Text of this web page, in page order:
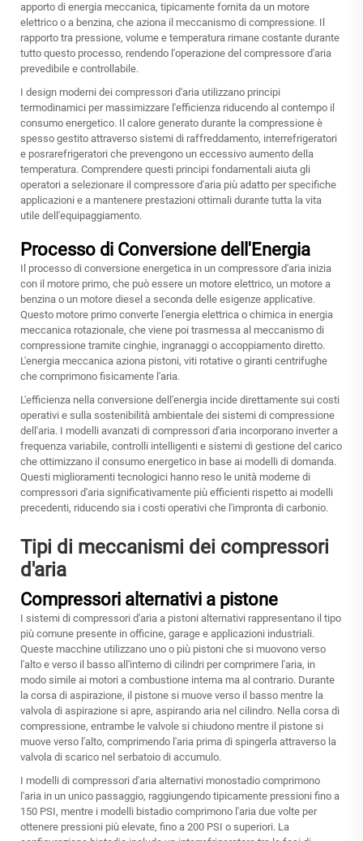
apporto di energia meccanica, tipicamente fornita da un motore
elettrico o a benzina, che aziona il meccanismo di compressione. Il
rapporto tra pressione, volume e temperatura rimane costante durante
tutto questo processo, rendendo l'operazione del compressore d'aria
prevedibile e controllabile.
I design moderni dei compressori d'aria utilizzano principi
termodinamici per massimizzare l'efficienza riducendo al contempo il
consumo energetico. Il calore generato durante la compressione è
spesso gestito attraverso sistemi di raffreddamento, interrefrigeratori
e posrarefrigeratori che prevengono un eccessivo aumento della
temperatura. Comprendere questi principi fondamentali aiuta gli
operatori a selezionare il compressore d'aria più adatto per specifiche
applicazioni e a mantenere prestazioni ottimali durante tutta la vita
utile dell'equipaggiamento.
Processo di Conversione dell'Energia
Il processo di conversione energetica in un compressore d'aria inizia
con il motore primo, che può essere un motore elettrico, un motore a
benzina o un motore diesel a seconda delle esigenze applicative.
Questo motore primo converte l'energia elettrica o chimica in energia
meccanica rotazionale, che viene poi trasmessa al meccanismo di
compressione tramite cinghie, ingranaggi o accoppiamento diretto.
L'energia meccanica aziona pistoni, viti rotative o giranti centrifughe
che comprimono fisicamente l'aria.
L'efficienza nella conversione dell'energia incide direttamente sui costi
operativi e sulla sostenibilità ambientale dei sistemi di compressione
dell'aria. I modelli avanzati di compressori d'aria incorporano inverter a
frequenza variabile, controlli intelligenti e sistemi di gestione del carico
che ottimizzano il consumo energetico in base ai modelli di domanda.
Questi miglioramenti tecnologici hanno reso le unità moderne di
compressori d'aria significativamente più efficienti rispetto ai modelli
precedenti, riducendo sia i costi operativi che l'impronta di carbonio.
Tipi di meccanismi dei compressori
d'aria
Compressori alternativi a pistone
I sistemi di compressori d'aria a pistoni alternativi rappresentano il tipo
più comune presente in officine, garage e applicazioni industriali.
Queste macchine utilizzano uno o più pistoni che si muovono verso
l'alto e verso il basso all'interno di cilindri per comprimere l'aria, in
modo simile ai motori a combustione interna ma al contrario. Durante
la corsa di aspirazione, il pistone si muove verso il basso mentre la
valvola di aspirazione si apre, aspirando aria nel cilindro. Nella corsa di
compressione, entrambe le valvole si chiudono mentre il pistone si
muove verso l'alto, comprimendo l'aria prima di spingerla attraverso la
valvola di scarico nel serbatoio di accumulo.
I modelli di compressori d'aria alternativi monostadio comprimono
l'aria in un unico passaggio, raggiungendo tipicamente pressioni fino a
150 PSI, mentre i modelli bistadio comprimono l'aria due volte per
ottenere pressioni più elevate, fino a 200 PSI o superiori. La